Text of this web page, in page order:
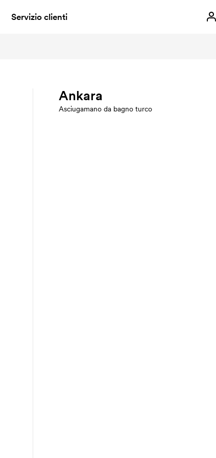
Servizio clienti
Ankara
Asciugamano da bagno turco